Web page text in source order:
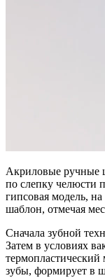
Акриловые ручные
по слепку челюсти
гипсовая модель,
шаблон, отмечая
Сначала зубной
Затем в условиях
термопластический
зубы, формирует в